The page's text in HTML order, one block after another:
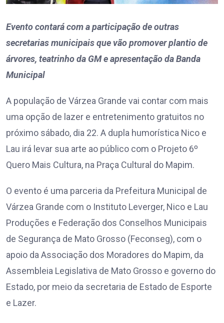
Evento contará com a participação de outras
secretarias municipais que vão promover plantio de
árvores, teatrinho da GM e apresentação da Banda
Municipal
A população de Várzea Grande vai contar com mais
uma opção de lazer e entretenimento gratuitos no
próximo sábado, dia 22. A dupla humorística Nico e
Lau irá levar sua arte ao público com o Projeto 6º
Quero Mais Cultura, na Praça Cultural do Mapim.
O evento é uma parceria da Prefeitura Municipal de
Várzea Grande com o Instituto Leverger, Nico e Lau
Produções e Federação dos Conselhos Municipais
de Segurança de Mato Grosso (Feconseg), com o
apoio da Associação dos Moradores do Mapim, da
Assembleia Legislativa de Mato Grosso e governo do
Estado, por meio da secretaria de Estado de Esporte
e Lazer.